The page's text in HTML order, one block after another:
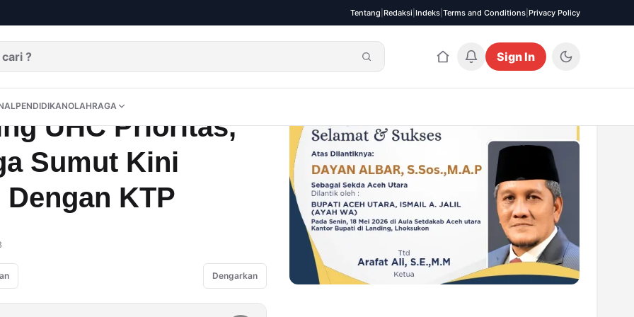
Tentang Redaksi Indeks Terms and Conditions Privacy Policy
OPININUSANTARAINTERNASIONALPENDIDIKANOLAHRAGA
Sign In
PENDIDIKANOLAHRAGA
RA: Warga Sumut Kini Berobat Cukup Dengan KTP
UHC Prioritas,
Sumut Kini
KTP
Dengarkan